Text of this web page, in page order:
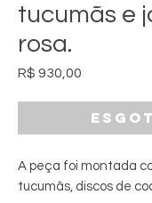
tucumãs e
rosa.
R$ 930,00
A peça foi montada
tucumãs, discos de